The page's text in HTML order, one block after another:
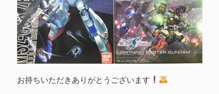
お持ちいただきありがとうございます